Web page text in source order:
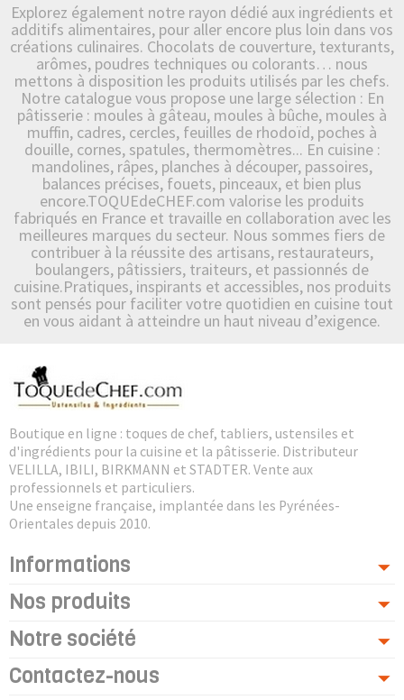
Explorez également notre rayon dédié aux ingrédients et
additifs alimentaires, pour aller encore plus loin dans vos
créations culinaires. Chocolats de couverture, texturants,
arômes, poudres techniques ou colorants… nous
mettons à disposition les produits utilisés par les chefs.
Notre catalogue vous propose une large sélection : En
pâtisserie : moules à gâteau, moules à bûche, moules à
muffin, cadres, cercles, feuilles de rhodoïd, poches à
douille, cornes, spatules, thermomètres... En cuisine :
mandolines, râpes, planches à découper, passoires,
balances précises, fouets, pinceaux, et bien plus
encore.TOQUEdeCHEF.com valorise les produits
fabriqués en France et travaille en collaboration avec les
meilleures marques du secteur. Nous sommes fiers de
contribuer à la réussite des artisans, restaurateurs,
boulangers, pâtissiers, traiteurs, et passionnés de
cuisine.Pratiques, inspirants et accessibles, nos produits
sont pensés pour faciliter votre quotidien en cuisine tout
en vous aidant à atteindre un haut niveau d’exigence.
Boutique en ligne : toques de chef, tabliers, ustensiles et
d'ingrédients pour la cuisine et la pâtisserie. Distributeur
VELILLA, IBILI, BIRKMANN et STADTER. Vente aux
professionnels et particuliers.
Une enseigne française, implantée dans les Pyrénées-
Orientales depuis 2010.
Informations
Nos produits
Notre société
Contactez-nous